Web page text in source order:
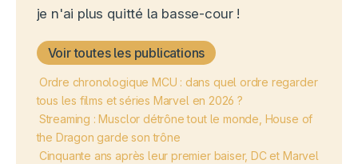
je n'ai plus quitté la basse-cour !
Voir toutes les publications
Ordre chronologique MCU : dans quel ordre regarder
tous les films et séries Marvel en 2026 ?
Streaming : Musclor détrône tout le monde, House of
the Dragon garde son trône
Cinquante ans après leur premier baiser, DC et Marvel